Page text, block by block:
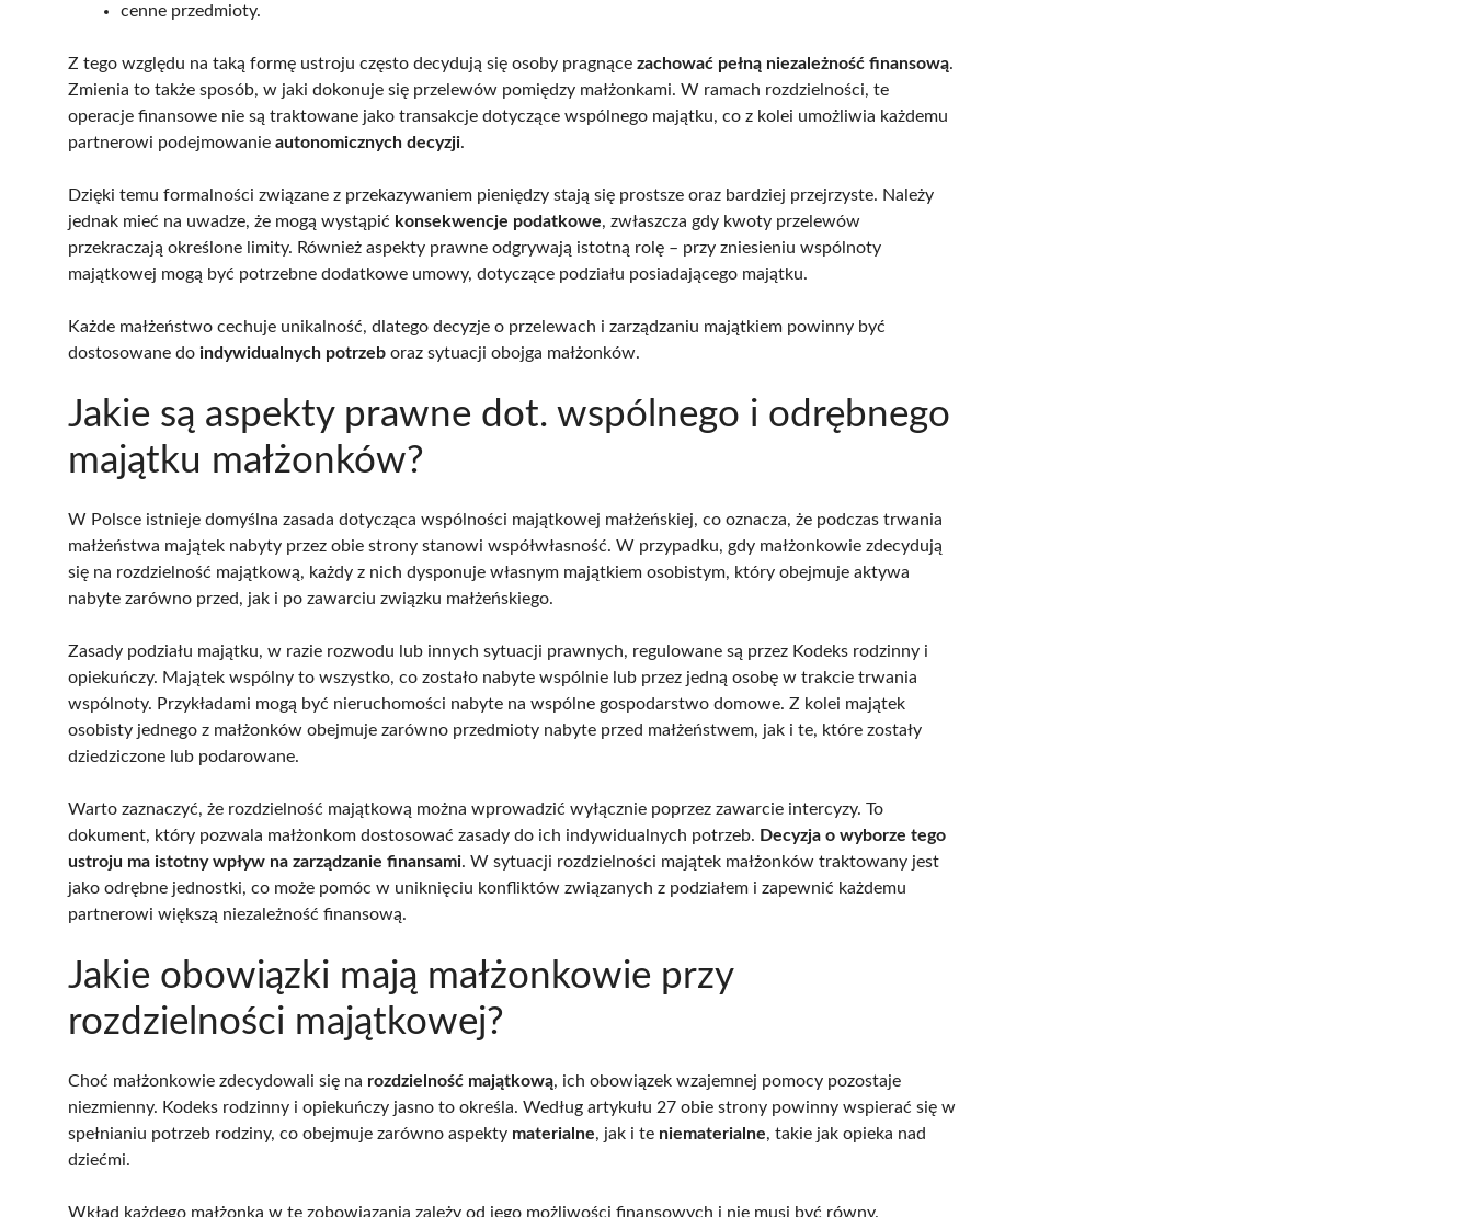
cenne przedmioty.
Z tego względu na taką formę ustroju często decydują się osoby pragnące zachować pełną niezależność finansową.
Zmienia to także sposób, w jaki dokonuje się przelewów pomiędzy małżonkami. W ramach rozdzielności, te
operacje finansowe nie są traktowane jako transakcje dotyczące wspólnego majątku, co z kolei umożliwia każdemu
partnerowi podejmowanie autonomicznych decyzji.
Dzięki temu formalności związane z przekazywaniem pieniędzy stają się prostsze oraz bardziej przejrzyste. Należy
jednak mieć na uwadze, że mogą wystąpić konsekwencje podatkowe, zwłaszcza gdy kwoty przelewów
przekraczają określone limity. Również aspekty prawne odgrywają istotną rolę – przy zniesieniu wspólnoty
majątkowej mogą być potrzebne dodatkowe umowy, dotyczące podziału posiadającego majątku.
Każde małżeństwo cechuje unikalność, dlatego decyzje o przelewach i zarządzaniu majątkiem powinny być
dostosowane do indywidualnych potrzeb oraz sytuacji obojga małżonków.
Jakie są aspekty prawne dot. wspólnego i odrębnego
majątku małżonków?
W Polsce istnieje domyślna zasada dotycząca wspólności majątkowej małżeńskiej, co oznacza, że podczas trwania
małżeństwa majątek nabyty przez obie strony stanowi współwłasność. W przypadku, gdy małżonkowie zdecydują
się na rozdzielność majątkową, każdy z nich dysponuje własnym majątkiem osobistym, który obejmuje aktywa
nabyte zarówno przed, jak i po zawarciu związku małżeńskiego.
Zasady podziału majątku, w razie rozwodu lub innych sytuacji prawnych, regulowane są przez Kodeks rodzinny i
opiekuńczy. Majątek wspólny to wszystko, co zostało nabyte wspólnie lub przez jedną osobę w trakcie trwania
wspólnoty. Przykładami mogą być nieruchomości nabyte na wspólne gospodarstwo domowe. Z kolei majątek
osobisty jednego z małżonków obejmuje zarówno przedmioty nabyte przed małżeństwem, jak i te, które zostały
dziedziczone lub podarowane.
Warto zaznaczyć, że rozdzielność majątkową można wprowadzić wyłącznie poprzez zawarcie intercyzy. To
dokument, który pozwala małżonkom dostosować zasady do ich indywidualnych potrzeb. Decyzja o wyborze tego
ustroju ma istotny wpływ na zarządzanie finansami. W sytuacji rozdzielności majątek małżonków traktowany jest
jako odrębne jednostki, co może pomóc w uniknięciu konfliktów związanych z podziałem i zapewnić każdemu
partnerowi większą niezależność finansową.
Jakie obowiązki mają małżonkowie przy
rozdzielności majątkowej?
Choć małżonkowie zdecydowali się na rozdzielność majątkową, ich obowiązek wzajemnej pomocy pozostaje
niezmienny. Kodeks rodzinny i opiekuńczy jasno to określa. Według artykułu 27 obie strony powinny wspierać się w
spełnianiu potrzeb rodziny, co obejmuje zarówno aspekty materialne, jak i te niematerialne, takie jak opieka nad
dziećmi.
Wkład każdego małżonka w te zobowiązania zależy od jego możliwości finansowych i nie musi być równy.